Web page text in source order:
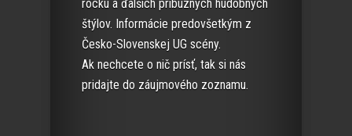
rocku a ďalších príbuzných hudobných
štýlov. Informácie predovšetkým z
Česko-Slovenskej UG scény.
Ak nechcete o nič prísť, tak si nás
pridajte do záujmového zoznamu.